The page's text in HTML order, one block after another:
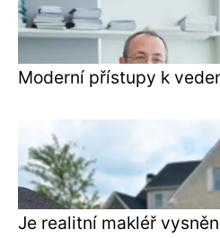
Moderní přístupy k
Je realitní makléř